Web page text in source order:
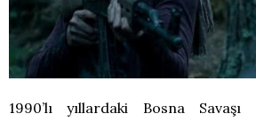
1990’lı yıllardaki Bosna Savaşı